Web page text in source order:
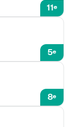
11e
5e
8e